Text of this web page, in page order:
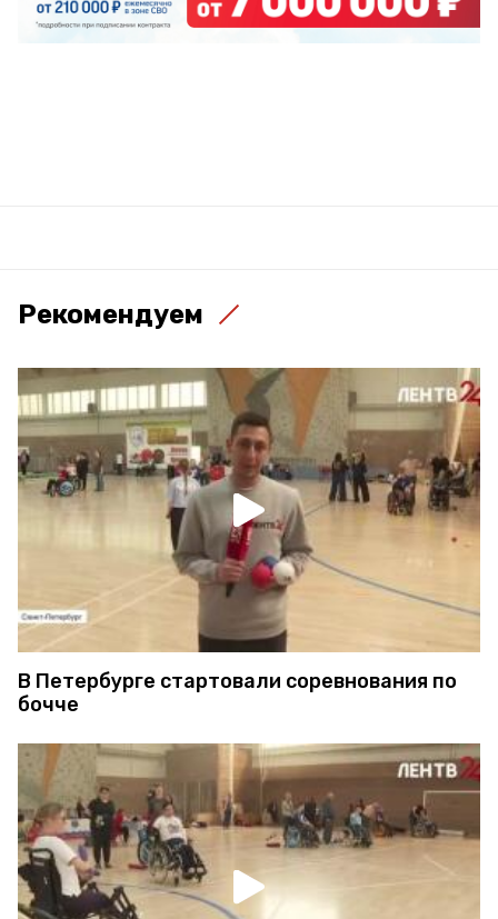
Рекомендуем
В Петербурге стартовали соревнования по
бочче